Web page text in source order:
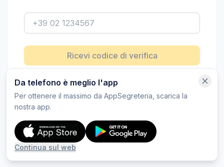
Ricevi codice di verifica
Versione web ottimizzata per PC
Da telefono è meglio l'app
Per ottenere il massimo da AppSegreteria, scarica la
nostra app.
Continua sul web